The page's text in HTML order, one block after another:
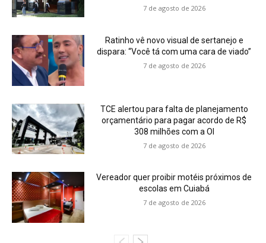
7 de agosto de 2026
Ratinho vê novo visual de sertanejo e
dispara: “Você tá com uma cara de viado”
7 de agosto de 2026
TCE alertou para falta de planejamento
orçamentário para pagar acordo de R$
308 milhões com a OI
7 de agosto de 2026
Vereador quer proibir motéis próximos de
escolas em Cuiabá
7 de agosto de 2026